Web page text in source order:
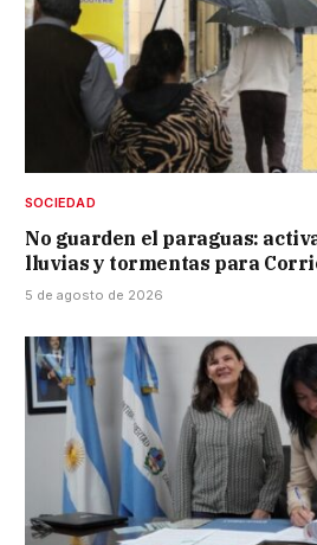
SOCIEDAD
No guarden el paraguas:
lluvias y tormentas para
5 de agosto de 2026